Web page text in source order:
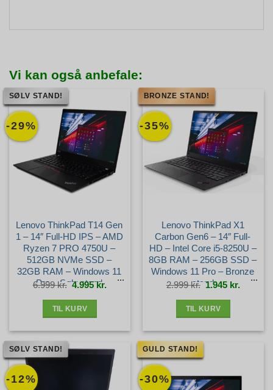
Vi kan også anbefale:
-29%
SØLV STAND!
Lenovo ThinkPad T14 Gen
1 – 14″ Full-HD IPS – AMD
Ryzen 7 PRO 4750U –
512GB NVMe SSD –
32GB RAM – Windows 11
Pro – Sølv stand
6.999kr. Den
oprindelige
pris
4.995kr. Den
aktuelle
pris
TIL KURV
-35%
BRONZE STAND!
Lenovo ThinkPad X1
Carbon Gen6 – 14″ Full-
HD – Intel Core i5-8250U –
8GB RAM – 256GB SSD –
Windows 11 Pro – Bronze
stand
2.999kr. Den
oprindelige
pris
1.945 kr. Den
aktuelle
pris
TIL KURV
-12%
SØLV STAND!
-30%
GULD STAND!